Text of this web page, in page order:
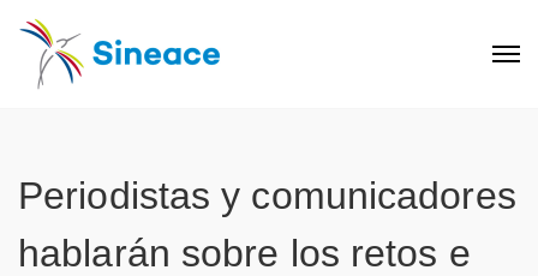
Periodistas y comunicadores
hablarán sobre los retos e